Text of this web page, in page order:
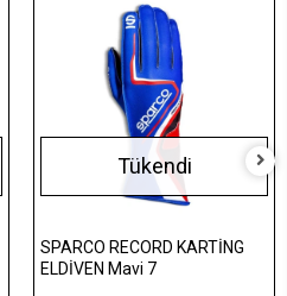
Tükendi
SPARCO RECORD KARTİNG
ELDİVEN Mavi 7